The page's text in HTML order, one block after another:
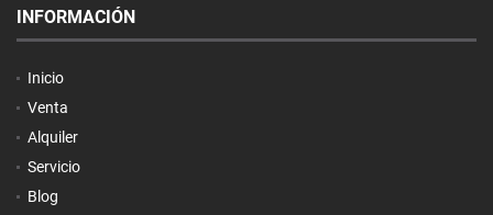
INFORMACIÓN
Inicio
Venta
Alquiler
Servicio
Blog